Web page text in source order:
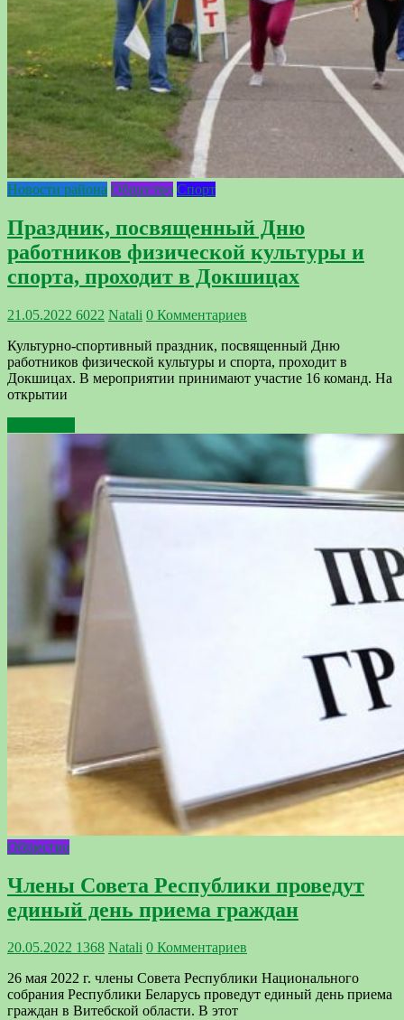
Новости района Общество Спорт
Праздник, посвященный Дню
работников физической культуры и
спорта, проходит в Докшицах
21.05.2022 6022 Natali 0 Комментариев
Культурно-спортивный праздник, посвященный Дню
работников физической культуры и спорта, проходит в
Докшицах. В мероприятии принимают участие 16 команд. На
открытии
Общество
Члены Совета Республики проведут
единый день приема граждан
20.05.2022 1368 Natali 0 Комментариев
26 мая 2022 г. члены Совета Республики Национального
собрания Республики Беларусь проведут единый день приема
граждан в Витебской области. В этот